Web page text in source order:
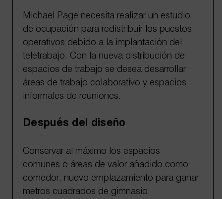
Michael Page necesita realizar un estudio
de ocupación para redistribuir los puestos
operativos debido a la implantación del
teletrabajo. Con la nueva distribución de
espacios de trabajo se desea desarrollar
áreas de trabajo colaborativo y espacios
informales de reuniones.
Después del diseño
Conservar al máximo los espacios
comunes o áreas de valor añadido como
comedor, nuevo emplazamiento para ganar
metros cuadrados de gimnasio.